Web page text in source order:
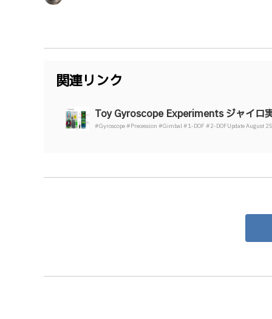
関連リンク
Toy Gyroscope Experiments ジャイロ
#Gyroscope #Precession #Gimbal #1-DOF #2-DOFUpdate August